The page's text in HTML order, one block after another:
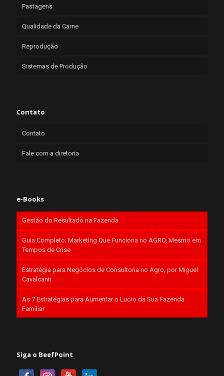
Pastagens
Qualidade da Carne
Reprodução
Sistemas de Produção
Contato
Contato
Fale com a diretoria
e-Books
Gestão do Resultado na Fazenda
Guia Completo: Marketing Que Funciona no AGRO, Mesmo em
Tempos de Crise
Estratégia para Negócios de Consultoria no Agro, por Miguel
Cavalcanti
As 7 Estratégias para Aumentar o Lucro da Sua Fazenda
Familiar
Siga o BeefPoint